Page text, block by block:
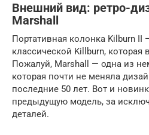
Внешний вид: ретро-
Marshall
Портативная колонка Kilburn II
классической Killburn, которая
Пожалуй, Marshall — одна из
которая почти не меняла
последние 50 лет. Вот и
предыдущую модель, за
деталей.